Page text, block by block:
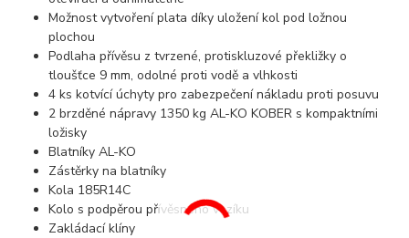
Možnost vytvoření plata díky uložení kol pod ložnou
plochou
Podlaha přívěsu z tvrzené, protiskluzové překližky o
tloušťce 9 mm, odolné proti vodě a vlhkosti
4 ks kotvící úchyty pro zabezpečení nákladu proti posuvu
2 brzděné nápravy 1350 kg AL-KO KOBER s kompaktními
ložisky
Blatníky AL-KO
Zástěrky na blatníky
Kola 185R14C
Kolo s podpěrou přívěsného vozíku
Zakládací klíny